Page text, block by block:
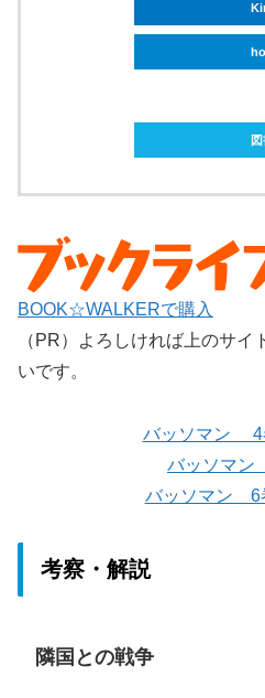
BOOK☆WALKERで購入
（PR）よろしければ上のサ
いです。
バッソマン 4
バッソマ
バッソマン 6
考察・解説
隣国との戦争